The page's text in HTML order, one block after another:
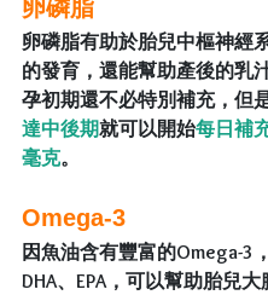
卵磷脂
卵磷脂有助於胎兒中樞神經
的發育，還能幫助產後的乳
孕初期還不必特別補充，但
達中後期就可以開始每日補
毫克。
Omega-3
因魚油含有豐富的Omega-3
DHA、EPA，可以幫助胎兒